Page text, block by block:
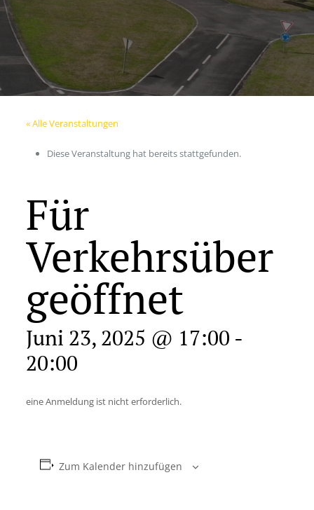
« Alle Veranstaltungen
Diese Veranstaltung hat bereits stattgefunden.
Für
Verkehrsüber
geöffnet
Juni 23, 2025 @ 17:00 -
20:00
eine Anmeldung ist nicht erforderlich.
Zum Kalender hinzufügen